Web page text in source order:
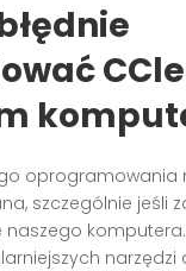
oprogramowania
szczególnie jeśli
naszego komputera.
narzędzi